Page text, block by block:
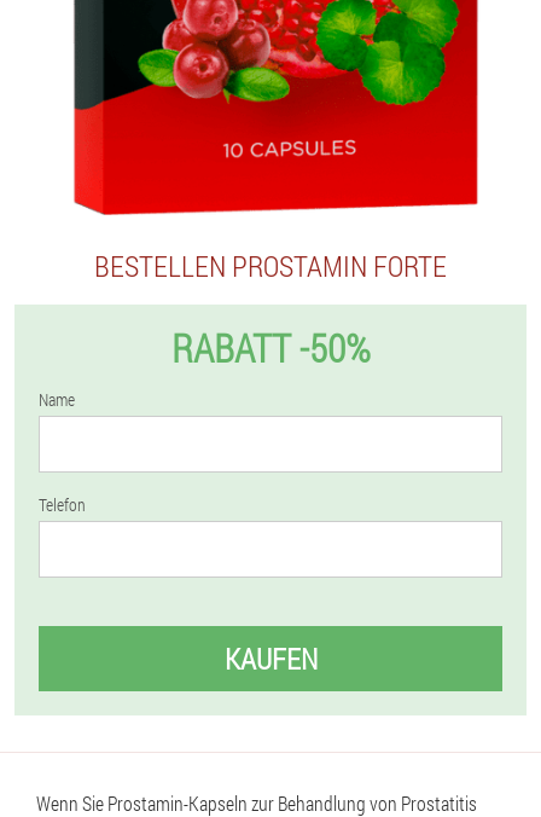
BESTELLEN PROSTAMIN FORTE
RABATT -50%
Name
Telefon
KAUFEN
Wenn Sie Prostamin-Kapseln zur Behandlung von Prostatitis